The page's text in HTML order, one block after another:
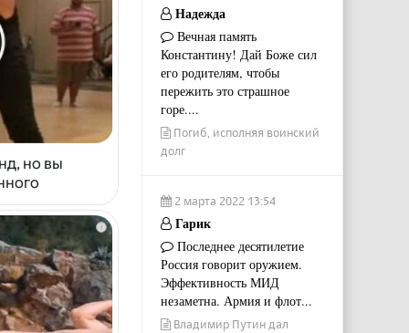
но вы
i
Надежда
Вечная память
Константину! Дай Боже сил
его родителям, чтобы
пережить это страшное
горе....
Погиб, исполняя воинский
долг
2 марта 2022 13:54
Гарик
Последнее десятилетие
Россия говорит оружием.
Эффективность МИД
незаметна. Армия и флот...
Владимир Путин дал